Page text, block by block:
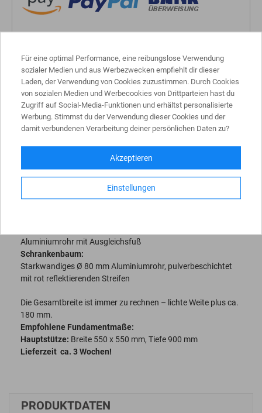
MEHR INFOS
Handschranke mit Gasdruckfeder und
Pendelstütze
Hauptstütze mit Verschluss:
Stahlkonstruktion 120 x 80 mm Recteckrohr mit Bodenplatte
360 x 360 x 8 mm, zum Aufdübeln mit 4 Bohrungen Ø 20 mm
Aluminiumrohr mit Ausgleichsfuß
Schrankenbaum:
Starkwandiges Ø 80 mm Aluminiumrohr, pulverbeschichtet
mit rot reflektierenden Streifen
Die Gesamtbreite ist immer zu rechnen – lichte Weite plus ca.
180 mm.
Empfohlene Fundamentmaße:
Hauptstütze: Breite 550 x 550 mm, Tiefe 900 mm
Lieferzeit ca. 3 Wochen!
PRODUKTDATEN
Für eine optimal Performance, eine reibungslose Verwendung
sozialer Medien und aus Werbezwecken empfiehlt dir dieser
Laden, der Verwendung von Cookies zuzustimmen. Durch Cookies
von sozialen Medien und Werbecookies von Drittparteien hast du
Zugriff auf Social-Media-Funktionen und erhältst personalisierte
Werbung. Stimmst du der Verwendung dieser Cookies und der
damit verbundenen Verarbeitung deiner persönlichen Daten zu?
Akzeptieren
Einstellungen